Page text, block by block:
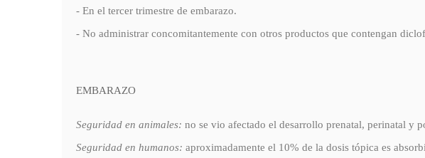
- En el tercer trimestre de embarazo.
- No administrar concomitantemente con otros productos que contengan
EMBARAZO
Seguridad en animales: no se vio afectado el desarrollo prenatal, perinatal y
Seguridad en humanos: aproximadamente el 10% de la dosis tópica es